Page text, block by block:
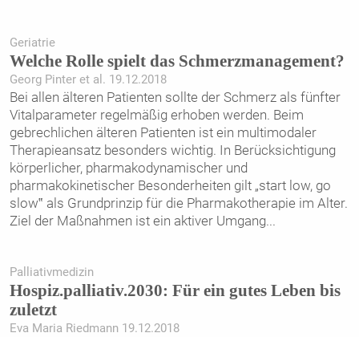
Geriatrie
Welche Rolle spielt das Schmerzmanagement?
Georg Pinter et al. 19.12.2018
Bei allen älteren Patienten sollte der Schmerz als fünfter
Vitalparameter regelmäßig erhoben werden. Beim
gebrechlichen älteren Patienten ist ein multimodaler
Therapieansatz besonders wichtig. In Berücksichtigung
körperlicher, pharmakodynamischer und
pharmakokinetischer Besonderheiten gilt „start low, go
slow‟ als Grundprinzip für die Pharmakotherapie im Alter.
Ziel der Maßnahmen ist ein aktiver Umgang...
Palliativmedizin
Hospiz.palliativ.2030: Für ein gutes Leben bis
zuletzt
Eva Maria Riedmann 19.12.2018